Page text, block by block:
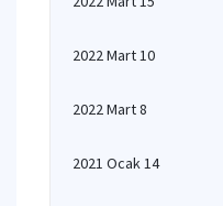
2022 Mart 10
2022 Mart 8
2021 Ocak 14